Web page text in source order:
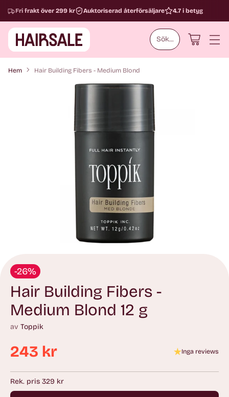
Sök...
Fri frakt över 299 kr Auktoriserad återförsäljare 4.7 i betyg
Hem Hair Building Fibers - Medium Blond
-26%
Hair Building Fibers -
Medium Blond 12 g
av Toppik
Ordinarie
pris
243 kr Inga reviews
Rek. pris 329 kr